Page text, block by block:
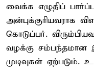
வைக்க எழுதிப்
அன்புக்குரியவராக
கொடுப்பர்.
வழக்கு சம்பந்தமான
முடிவுகள்